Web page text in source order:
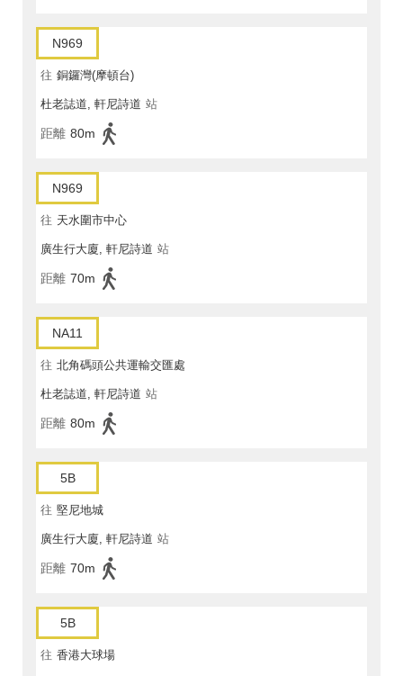
N969
往 銅鑼灣(摩頓台)
杜老誌道, 軒尼詩道 站
距離 80m
N969
往 天水圍市中心
廣生行大廈, 軒尼詩道 站
距離 70m
NA11
往 北角碼頭公共運輸交匯處
杜老誌道, 軒尼詩道 站
距離 80m
5B
往 堅尼地城
廣生行大廈, 軒尼詩道 站
距離 70m
5B
往 香港大球場